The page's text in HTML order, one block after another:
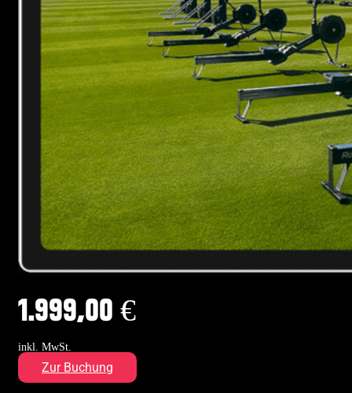
1.999,00 €
inkl. MwSt.
Zur Buchung